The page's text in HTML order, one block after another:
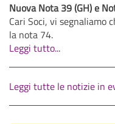
Nuova Nota 39 (GH) e
Cari Soci, vi segnaliamo
la nota 74.
Leggi tutto...
Leggi tutte le notizie in